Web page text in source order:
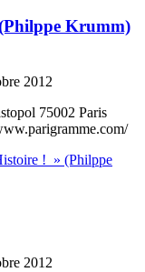
Krumm)
2012
75002 Paris
! » (Philppe
2012